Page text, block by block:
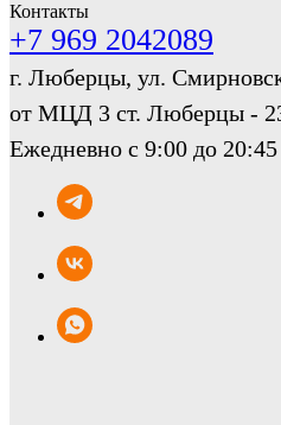
Контакты
+7 969 2042089
г. Люберцы, ул.
от МЦД 3 ст. Люберцы -
Ежедневно с 9:00 до 20:45